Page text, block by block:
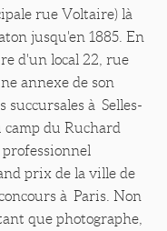
rue Voltaire) là
jusqu'en 1885. En
d'un local 22, rue
annexe de son
à Selles-
du Ruchard
prix de la ville de
à Paris. Non
que photographe,